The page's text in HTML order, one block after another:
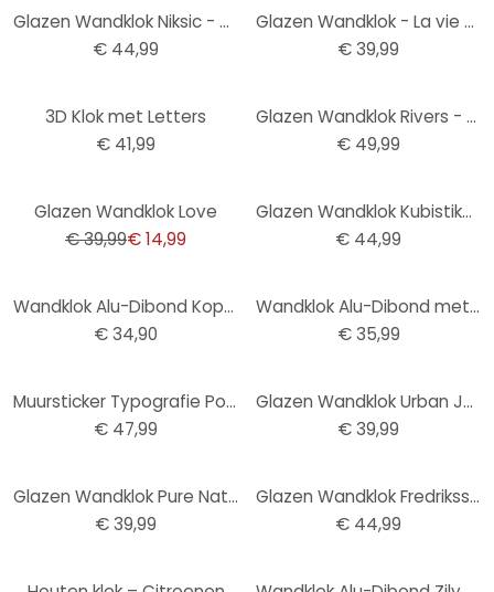
Glazen Wandklok Niksic - Golden Eye
€ 44,99
Glazen Wandklok - La vie est belle
€ 39,99
3D Klok met Letters
€ 41,99
Glazen Wandklok Rivers - Berlin
€ 49,99
Glazen Wandklok Love
€ 39,99€ 14,99
Glazen Wandklok Kubistika - Winterochtend
€ 44,99
Wandklok Alu-Dibond Koper effect Ø 28 cm
€ 34,90
Wandklok Alu-Dibond met Zilvereffect Klassiek 02
€ 35,99
Muursticker Typografie Positief met Klok
€ 47,99
Glazen Wandklok Urban Jungle
€ 39,99
Glazen Wandklok Pure Nature
€ 39,99
Glazen Wandklok Fredriksson - Blue Geometry
€ 44,99